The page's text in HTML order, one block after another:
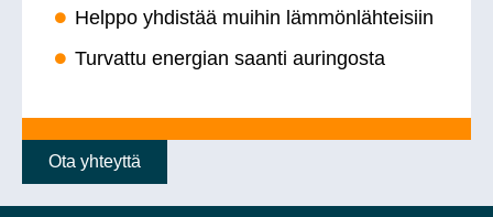
Helppo yhdistää muihin lämmönlähteisiin
Turvattu energian saanti auringosta
Ota yhteyttä